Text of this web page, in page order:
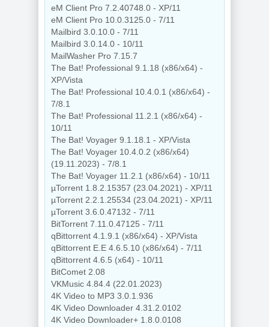
eM Client Pro 7.2.40748.0 - XP/11
eM Client Pro 10.0.3125.0 - 7/11
Mailbird 3.0.10.0 - 7/11
Mailbird 3.0.14.0 - 10/11
MailWasher Pro 7.15.7
The Bat! Professional 9.1.18 (x86/x64) -
XP/Vista
The Bat! Professional 10.4.0.1 (x86/x64) -
7/8.1
The Bat! Professional 11.2.1 (x86/x64) -
10/11
The Bat! Voyager 9.1.18.1 - XP/Vista
The Bat! Voyager 10.4.0.2 (x86/x64)
(19.11.2023) - 7/8.1
The Bat! Voyager 11.2.1 (x86/x64) - 10/11
µTorrent 1.8.2.15357 (23.04.2021) - XP/11
µTorrent 2.2.1.25534 (23.04.2021) - XP/11
µTorrent 3.6.0.47132 - 7/11
BitTorrent 7.11.0.47125 - 7/11
qBittorrent 4.1.9.1 (x86/x64) - XP/Vista
qBittorrent E.E 4.6.5.10 (x86/x64) - 7/11
qBittorrent 4.6.5 (x64) - 10/11
BitComet 2.08
VKMusic 4.84.4 (22.01.2023)
4K Video to MP3 3.0.1.936
4K Video Downloader 4.31.2.0102
4K Video Downloader+ 1.8.0.0108